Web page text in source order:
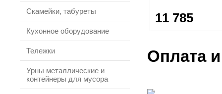
Скамейки, табуреты
Кухонное оборудование
Тележки
Урны металлические и
контейнеры для мусора
11 785
Оплата